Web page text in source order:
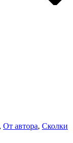
, От автора, Сколки